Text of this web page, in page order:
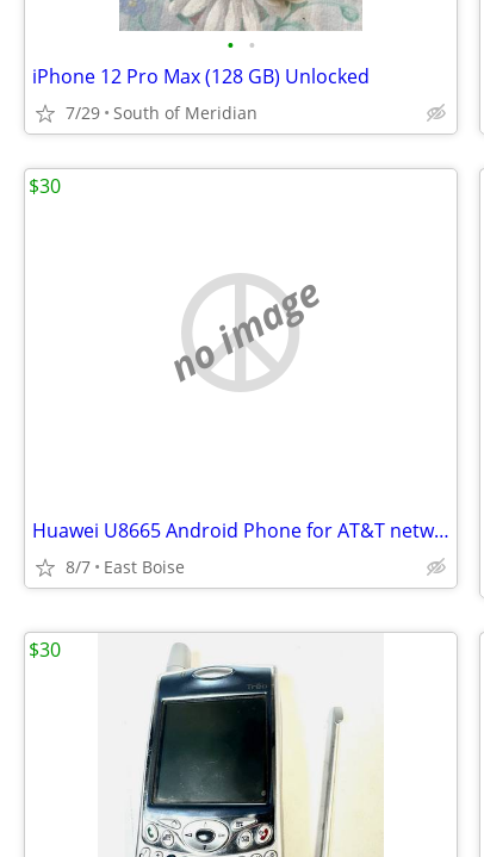
• •
iPhone 12 Pro Max (128 GB) Unlocked
7/29 South of Meridian
no image
Huawei U8665 Android Phone for AT&T networks
8/7 East Boise
$30
$30